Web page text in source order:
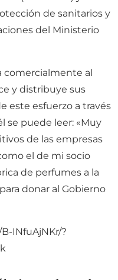
de sanitarios y
del Ministerio
comercialmente al
y distribuye sus
este esfuerzo a través
se puede leer: «Muy
de las empresas
el de mi socio
de perfumes a la
donar al Gobierno
INfuAjNKr/?